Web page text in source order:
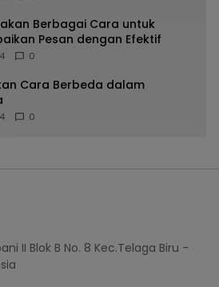
Berbagai Cara untuk
Pesan dengan Efektif
0
Cara Berbeda dalam
0
II Blok B No. 8 Kec.Telaga Biru -